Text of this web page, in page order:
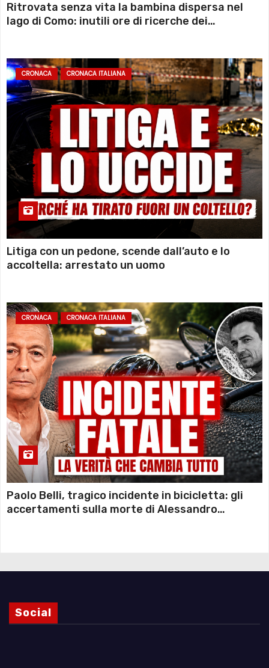
Ritrovata senza vita la bambina dispersa nel
lago di Como: inutili ore di ricerche dei
CRONACA CRONACA ITALIANA
Litiga con un pedone, scende dall’auto e lo
accoltella: arrestato un uomo
CRONACA CRONACA ITALIANA
Paolo Belli, tragico incidente in bicicletta: gli
accertamenti sulla morte di Alessandro
Social